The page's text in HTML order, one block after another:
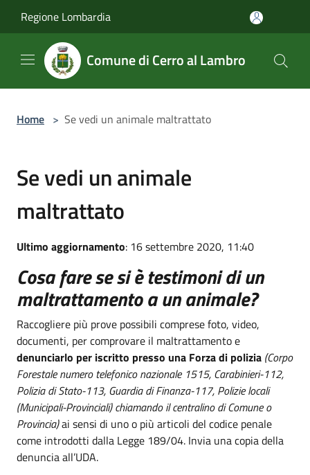
Regione Lombardia
Comune di Cerro al Lambro
Home > Se vedi un animale maltrattato
Se vedi un animale
maltrattato
Ultimo aggiornamento: 16 settembre 2020, 11:40
Cosa fare se si è testimoni di un
maltrattamento a un animale?
Raccogliere più prove possibili comprese foto, video,
documenti, per comprovare il maltrattamento e
denunciarlo per iscritto presso una Forza di polizia (Corpo
Forestale numero telefonico nazionale 1515, Carabinieri-112,
Polizia di Stato-113, Guardia di Finanza-117, Polizie locali
(Municipali-Provinciali) chiamando il centralino di Comune o
Provincia)ai sensi di uno o più articoli del codice penale
come introdotti dalla Legge 189/04. Invia una copia della
denuncia all’UDA.